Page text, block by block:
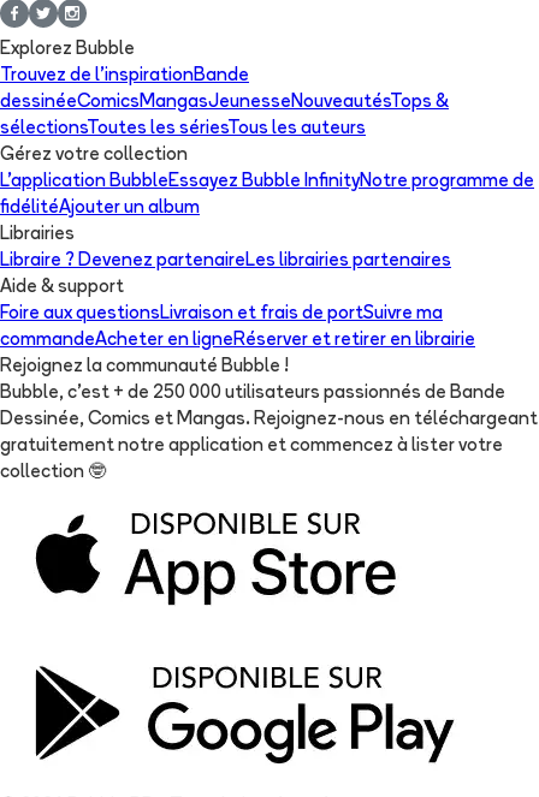
Explorez Bubble
Trouvez de l'inspirationBande
dessinéeComicsMangasJeunesseNouveautésTops &
sélectionsToutes les sériesTous les auteurs
Gérez votre collection
L'application BubbleEssayez Bubble InfinityNotre programme de
fidélitéAjouter un album
Librairies
Libraire ? Devenez partenaireLes librairies partenaires
Aide & support
Foire aux questionsLivraison et frais de portSuivre ma
commandeAcheter en ligneRéserver et retirer en librairie
Rejoignez la communauté Bubble !
Bubble, c'est + de 250 000 utilisateurs passionnés de Bande
Dessinée, Comics et Mangas. Rejoignez-nous en téléchargeant
gratuitement notre application et commencez à lister votre
collection 🤓